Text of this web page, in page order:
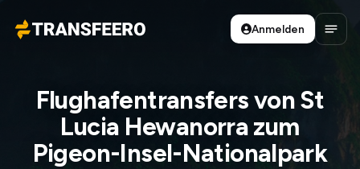
Transfeero
Anmelden
Flughafentransfers von St
Lucia Hewanorra zum
Pigeon-Insel-Nationalpark